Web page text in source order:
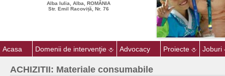
Alba Iulia, Alba, ROMÂNIA
Str. Emil Racoviță, Nr. 76
Acasa Domenii de intervenţie Advocacy Proiecte Joburi
ACHIZITII: Materiale consumabile